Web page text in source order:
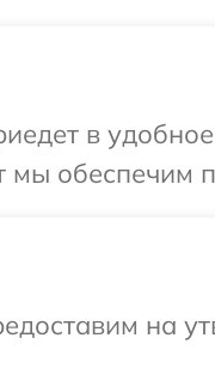
в
мы обеспечим
на